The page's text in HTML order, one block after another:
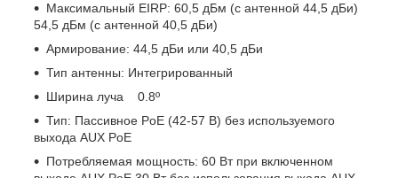
Максимальный EIRP: 60,5 дБм (с антенной 44,5 дБи)
54,5 дБм (с антенной 40,5 дБи)
Армирование: 44,5 дБи или 40,5 дБи
Тип антенны: Интегрированный
Ширина луча 0.8º
Тип: Пассивное PoE (42-57 В) без используемого
выхода AUX PoE
Потребляемая мощность: 60 Вт при включенном